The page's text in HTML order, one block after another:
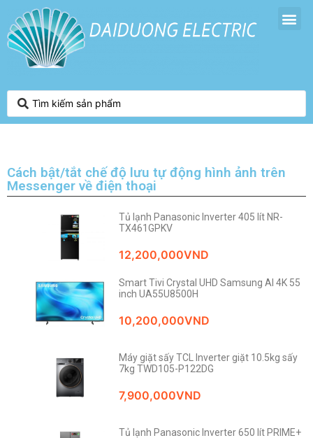
Cách bật/tắt chế độ lưu tự động hình ảnh trên
Messenger về điện thoại
Tủ lạnh Panasonic Inverter 405 lít NR-
TX461GPKV
12,200,000VND
Smart Tivi Crystal UHD Samsung AI 4K 55
inch UA55U8500H
10,200,000VND
Máy giặt sấy TCL Inverter giặt 10.5kg sấy
7kg TWD105-P122DG
7,900,000VND
Tủ lạnh Panasonic Inverter 650 lít PRIME+